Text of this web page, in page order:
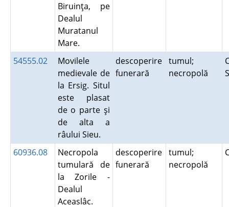
Biruinţa, pe
Dealul
Muratanul
Mare.
54555.02
Movilele
medievale de
la Ersig. Situl
este plasat
de o parte şi
de alta a
râului Sieu.
descoperire
funerară
tumul;
necropolă
60936.08
Necropola
tumulară de
la Zorile -
Dealul
Aceaslâc.
descoperire
funerară
tumul;
necropolă